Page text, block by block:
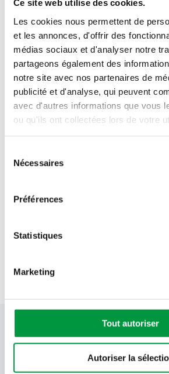
Ce site web utilise des cookies.
Les cookies nous permettent de
et les annonces, d'offrir des
médias sociaux et d'analyser notre
partageons également des
notre site avec nos partenaires de
publicité et d'analyse, qui peuvent
avec d'autres informations que vous
ou qu'ils ont collectées lors de votre
Nécessaires
Préférences
Statistiques
Marketing
Tout autoriser
Autoriser la
Voir plus
Votre